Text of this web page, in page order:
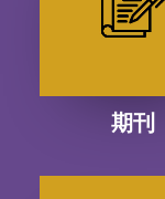
期刊